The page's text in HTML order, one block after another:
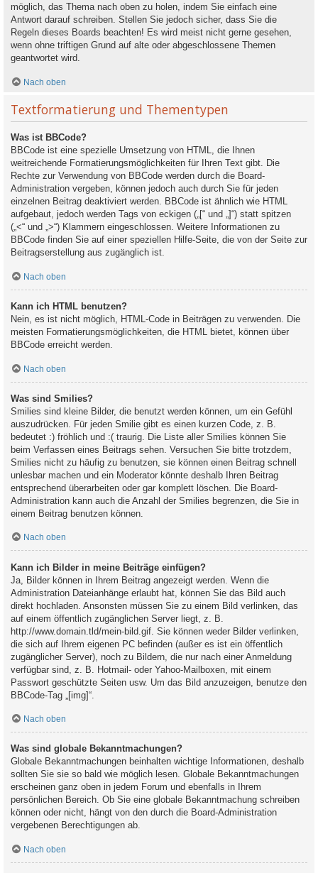
möglich, das Thema nach oben zu holen, indem Sie einfach eine
Antwort darauf schreiben. Stellen Sie jedoch sicher, dass Sie die
Regeln dieses Boards beachten! Es wird meist nicht gerne gesehen,
wenn ohne triftigen Grund auf alte oder abgeschlossene Themen
geantwortet wird.
Nach oben
Textformatierung und Thementypen
Was ist BBCode?
BBCode ist eine spezielle Umsetzung von HTML, die Ihnen
weitreichende Formatierungsmöglichkeiten für Ihren Text gibt. Die
Rechte zur Verwendung von BBCode werden durch die Board-
Administration vergeben, können jedoch auch durch Sie für jeden
einzelnen Beitrag deaktiviert werden. BBCode ist ähnlich wie HTML
aufgebaut, jedoch werden Tags von eckigen („[“ und „]“) statt spitzen
(„<“ und „>“) Klammern eingeschlossen. Weitere Informationen zu
BBCode finden Sie auf einer speziellen Hilfe-Seite, die von der Seite zur
Beitragserstellung aus zugänglich ist.
Nach oben
Kann ich HTML benutzen?
Nein, es ist nicht möglich, HTML-Code in Beiträgen zu verwenden. Die
meisten Formatierungsmöglichkeiten, die HTML bietet, können über
BBCode erreicht werden.
Nach oben
Was sind Smilies?
Smilies sind kleine Bilder, die benutzt werden können, um ein Gefühl
auszudrücken. Für jeden Smilie gibt es einen kurzen Code, z. B.
bedeutet :) fröhlich und :( traurig. Die Liste aller Smilies können Sie
beim Verfassen eines Beitrags sehen. Versuchen Sie bitte trotzdem,
Smilies nicht zu häufig zu benutzen, sie können einen Beitrag schnell
unlesbar machen und ein Moderator könnte deshalb Ihren Beitrag
entsprechend überarbeiten oder gar komplett löschen. Die Board-
Administration kann auch die Anzahl der Smilies begrenzen, die Sie in
einem Beitrag benutzen können.
Nach oben
Kann ich Bilder in meine Beiträge einfügen?
Ja, Bilder können in Ihrem Beitrag angezeigt werden. Wenn die
Administration Dateianhänge erlaubt hat, können Sie das Bild auch
direkt hochladen. Ansonsten müssen Sie zu einem Bild verlinken, das
auf einem öffentlich zugänglichen Server liegt, z. B.
http://www.domain.tld/mein-bild.gif. Sie können weder Bilder verlinken,
die sich auf Ihrem eigenen PC befinden (außer es ist ein öffentlich
zugänglicher Server), noch zu Bildern, die nur nach einer Anmeldung
verfügbar sind, z. B. Hotmail- oder Yahoo-Mailboxen, mit einem
Passwort geschützte Seiten usw. Um das Bild anzuzeigen, benutze den
BBCode-Tag „[img]“.
Nach oben
Was sind globale Bekanntmachungen?
Globale Bekanntmachungen beinhalten wichtige Informationen, deshalb
sollten Sie sie so bald wie möglich lesen. Globale Bekanntmachungen
erscheinen ganz oben in jedem Forum und ebenfalls in Ihrem
persönlichen Bereich. Ob Sie eine globale Bekanntmachung schreiben
können oder nicht, hängt von den durch die Board-Administration
vergebenen Berechtigungen ab.
Nach oben